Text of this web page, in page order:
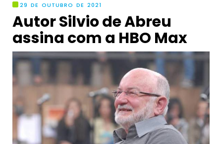
29 DE OUTUBRO DE 2021
Autor Silvio de Abreu
assina com a HBO Max